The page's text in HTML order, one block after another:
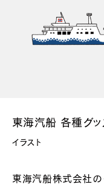
東海汽船 各種グッ
イラスト
東海汽船株式会社の